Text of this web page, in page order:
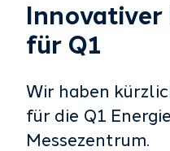
Innovativer
für Q1
Wir haben
für die Q1
Messezentrum.